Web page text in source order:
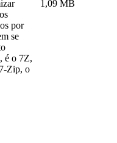
por
se
é o 7Z,
Zip, o
1,09 MB